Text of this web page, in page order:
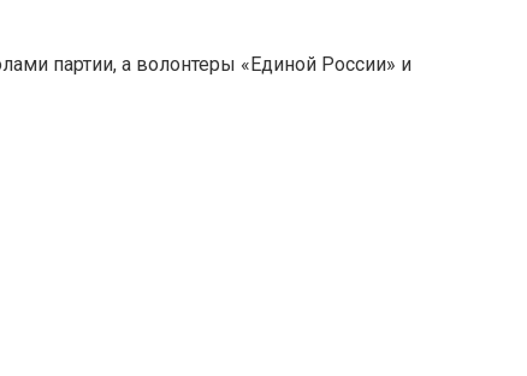
партии, а волонтеры «Единой России» и